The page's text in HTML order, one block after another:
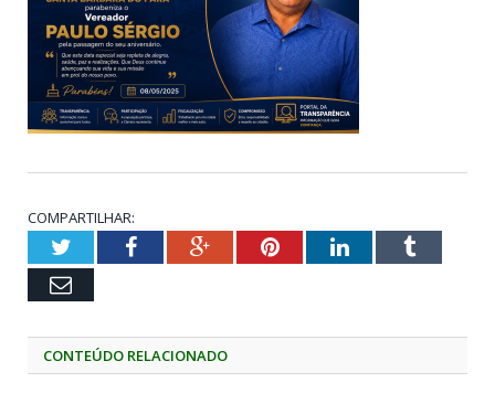
COMPARTILHAR:
TwitterFacebookGoogle+PinterestLinkedInTumblr
Email
CONTEÚDO RELACIONADO